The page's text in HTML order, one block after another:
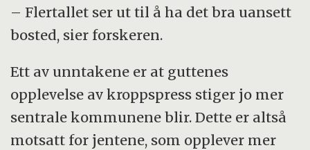
– Flertallet ser ut til å ha det bra uansett
bosted, sier forskeren.
Ett av unntakene er at guttenes
opplevelse av kroppspress stiger jo mer
sentrale kommunene blir. Dette er altså
motsatt for jentene, som opplever mer